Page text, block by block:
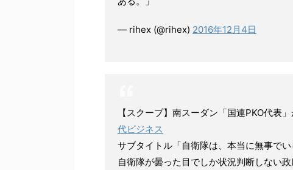
— rihex (@rihex) 2016年12月4日
【スクープ】南スーダン「国連PKO代表
代ビジネス
サブタイトル「自衛隊は、本当に無事でい
自衛隊が曇った目でしか状況判断しない